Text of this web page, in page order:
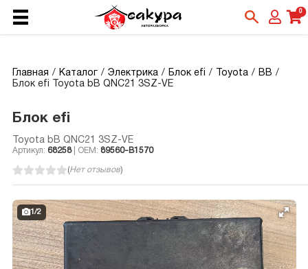
0
Главная Каталог Электрика Блок efi Toyota
BB
Блок efi Toyota bB QNC21 3SZ-VE
Блок efi
Toyota bB QNC21 3SZ-VE
Артикул: 68258| OEM: 89560-B1570
(Нет отзывов)
1 /2